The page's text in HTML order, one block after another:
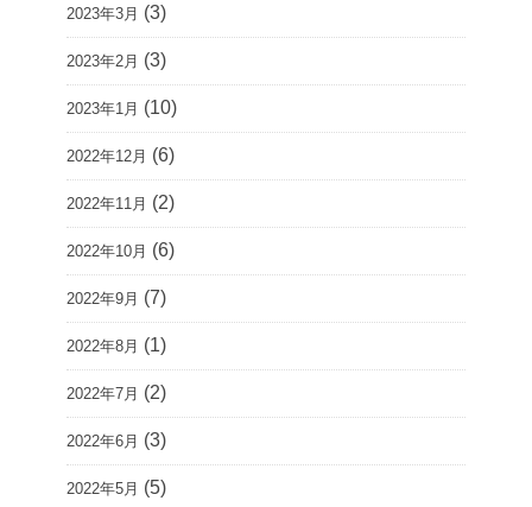
2023年3月 (3)
2023年2月 (3)
2023年1月 (10)
2022年12月 (6)
2022年11月 (2)
2022年10月 (6)
2022年9月 (7)
2022年8月 (1)
2022年7月 (2)
2022年6月 (3)
2022年5月 (5)